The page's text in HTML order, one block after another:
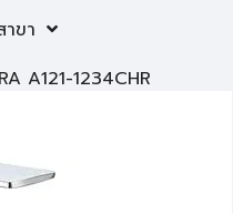
าขา
A121-1234CHR